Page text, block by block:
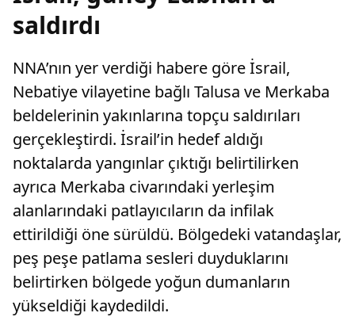
saldırdı
NNA’nın yer verdiği habere göre İsrail,
Nebatiye vilayetine bağlı Talusa ve Merkaba
beldelerinin yakınlarına topçu saldırıları
gerçekleştirdi. İsrail’in hedef aldığı
noktalarda yangınlar çıktığı belirtilirken
ayrıca Merkaba civarındaki yerleşim
alanlarındaki patlayıcıların da infilak
ettirildiği öne sürüldü. Bölgedeki vatandaşlar,
peş peşe patlama sesleri duyduklarını
belirtirken bölgede yoğun dumanların
yükseldiği kaydedildi.